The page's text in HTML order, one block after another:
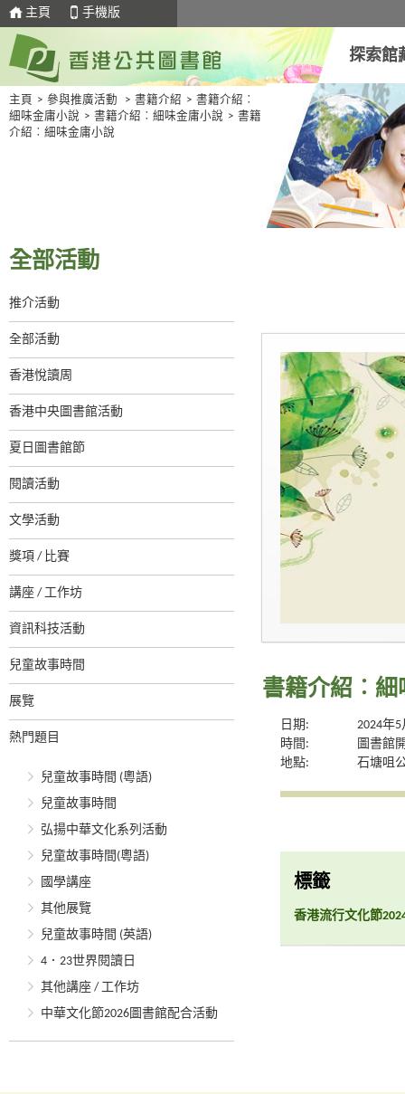
主頁 手機版
探索館
主頁 > 參與推廣活動 > 書籍介紹 > 書籍介紹︰
細味金庸小說 > 書籍介紹︰細味金庸小說 > 書籍
介紹︰細味金庸小說
全部活動
推介活動
全部活動
香港悅讀周
香港中央圖書館活動
夏日圖書館節
閱讀活動
文學活動
獎項 / 比賽
講座 / 工作坊
資訊科技活動
兒童故事時間
展覽
熱門題目
兒童故事時間 (粵語)
兒童故事時間
弘揚中華文化系列活動
兒童故事時間(粵語)
國學講座
其他展覽
兒童故事時間 (英語)
4．23世界閱讀日
其他講座 / 工作坊
中華文化節2026圖書館配合活動
書籍介紹︰細
日期:
2024年
時間:
圖書館
地點:
石塘咀
標籤
香港流行文化節